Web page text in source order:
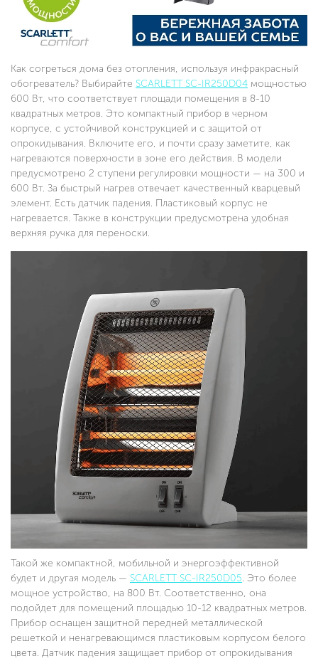
Как согреться дома без отопления, используя инфракрасный
обогреватель? Выбирайте SCARLETT SC-IR250D04 мощностью
600 Вт, что соответствует площади помещения в 8-10
квадратных метров. Это компактный прибор в черном
корпусе, с устойчивой конструкцией и с защитой от
опрокидывания. Включите его, и почти сразу заметите, как
нагреваются поверхности в зоне его действия. В модели
предусмотрено 2 ступени регулировки мощности — на 300 и
600 Вт. За быстрый нагрев отвечает качественный кварцевый
элемент. Есть датчик падения. Пластиковый корпус не
нагревается. Также в конструкции предусмотрена удобная
верхняя ручка для переноски.
Такой же компактной, мобильной и энергоэффективной
будет и другая модель — SCARLETT SC-IR250D05. Это более
мощное устройство, на 800 Вт. Соответственно, она
подойдет для помещений площадью 10-12 квадратных метров.
Прибор оснащен защитной передней металлической
решеткой и ненагревающимся пластиковым корпусом белого
цвета. Датчик падения защищает прибор от опрокидывания